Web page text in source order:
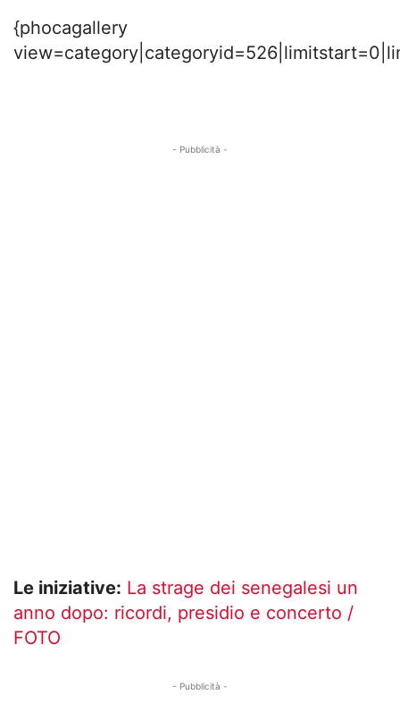
{phocagallery
- Pubblicità -
Le iniziative: La strage dei senegalesi un
anno dopo: ricordi, presidio e concerto /
FOTO
- Pubblicità -